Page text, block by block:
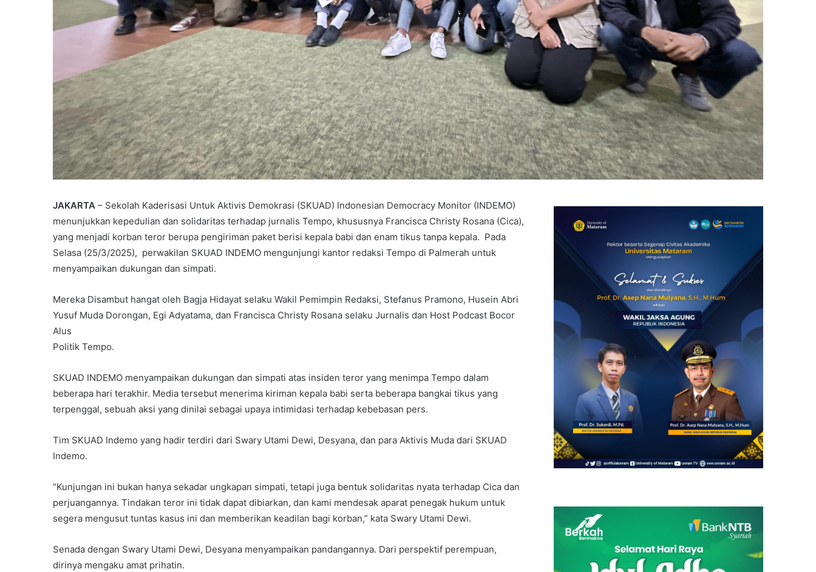
JAKARTA – Sekolah Kaderisasi Untuk Aktivis Demokrasi (SKUAD) Indonesian Democracy Monitor (INDEMO)
menunjukkan kepedulian dan solidaritas terhadap jurnalis Tempo, khususnya Francisca Christy Rosana (Cica),
yang menjadi korban teror berupa pengiriman paket berisi kepala babi dan enam tikus tanpa kepala. Pada
Selasa (25/3/2025), perwakilan SKUAD INDEMO mengunjungi kantor redaksi Tempo di Palmerah untuk
menyampaikan dukungan dan simpati.
Mereka Disambut hangat oleh Bagja Hidayat selaku Wakil Pemimpin Redaksi, Stefanus Pramono, Husein Abri
Yusuf Muda Dorongan, Egi Adyatama, dan Francisca Christy Rosana selaku Jurnalis dan Host Podcast Bocor
Alus
Politik Tempo.
SKUAD INDEMO menyampaikan dukungan dan simpati atas insiden teror yang menimpa Tempo dalam
beberapa hari terakhir. Media tersebut menerima kiriman kepala babi serta beberapa bangkai tikus yang
terpenggal, sebuah aksi yang dinilai sebagai upaya intimidasi terhadap kebebasan pers.
Tim SKUAD Indemo yang hadir terdiri dari Swary Utami Dewi, Desyana, dan para Aktivis Muda dari SKUAD
Indemo.
“Kunjungan ini bukan hanya sekadar ungkapan simpati, tetapi juga bentuk solidaritas nyata terhadap Cica dan
perjuangannya. Tindakan teror ini tidak dapat dibiarkan, dan kami mendesak aparat penegak hukum untuk
segera mengusut tuntas kasus ini dan memberikan keadilan bagi korban,” kata Swary Utami Dewi.
Senada dengan Swary Utami Dewi, Desyana menyampaikan pandangannya. Dari perspektif perempuan,
dirinya mengaku amat prihatin.